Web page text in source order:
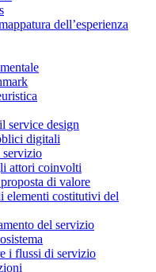
dell’esperienza
service design
digitali
attori coinvolti
di valore
elementi costitutivi del
del servizio
i flussi di servizio